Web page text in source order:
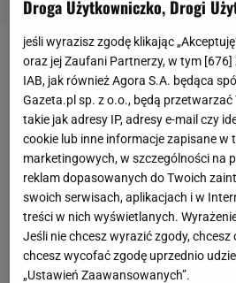
Trzy mecze, jeden gol i 170
statystykiPrzemysława
lipca 22-latek jestpiłkarzem
Championship(drugi poziom
Norwich City). O ile w
Płacheta grał, o tyle ostatnie
może to m.in. z różnic między
Leaguea Ekstraklasą, czasem
adaptację czy przygotowanie
Droga Użytkowniczko, Drogi
jeśli wyrazisz zgodę klikając
oraz jej Zaufani Partnerzy, w tym [676]
IAB, jak również Agora S.A. będąca
Gazeta.pl sp. z o.o., będą
takie jak adresy IP, adresy e-mail czy
cookie lub inne informacje zapisane w
marketingowych, w szczególności na
reklam dopasowanych do Twoich
swoich serwisach, aplikacjach i w
treści w nich wyświetlanych.
Jeśli nie chcesz wyrazić zgody,
chcesz wycofać zgodę uprzednio
„Ustawień Zaawansowanych”.